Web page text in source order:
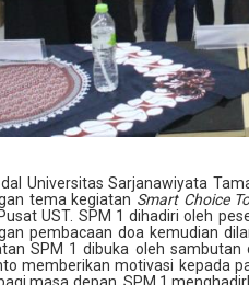
Universitas Sarjanawiyata
tema kegiatan Smart Choice
UST. SPM 1 dihadiri oleh
pembacaan doa kemudian
SPM 1 dibuka oleh sambutan
memberikan motivasi kepada